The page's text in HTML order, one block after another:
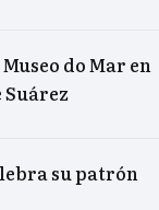
do Mar en
Suárez
su patrón